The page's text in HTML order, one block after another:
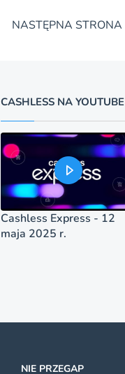
NASTĘPNA STRONA
CASHLESS NA YOUTUBE
Cashless Express - 12
maja 2025 r.
NIE PRZEGAP